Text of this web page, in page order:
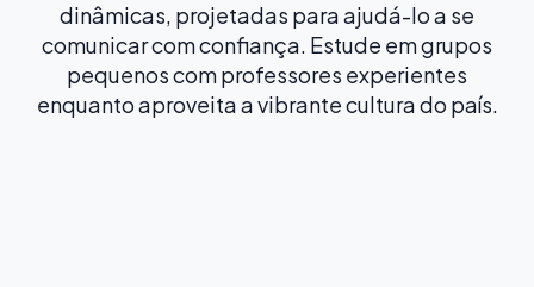
dinâmicas, projetadas para ajudá-lo a se
comunicar com confiança. Estude em grupos
pequenos com professores experientes
enquanto aproveita a vibrante cultura do país.